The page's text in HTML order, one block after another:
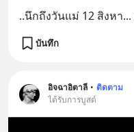
..นึกถึงวันแม่ 12 สิงหา...
บันทึก
อิจฉาอิตาลี • ติดตาม
ได้รับการบูสต์